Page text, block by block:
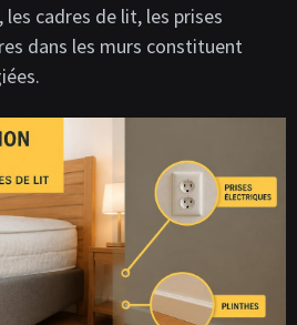
cadres de lit, les prises
dans les murs constituent